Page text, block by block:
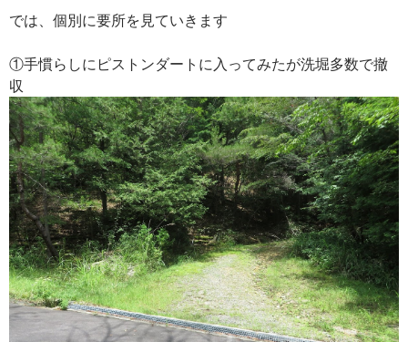
では、個別に要所を見ていきます
①手慣らしにピストンダートに入ってみたが洗堀多数で撤
収